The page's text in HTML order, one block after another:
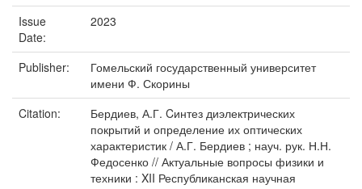
Issue
Date:
2023
Publisher:
Гомельский государственный университет
имени Ф. Скорины
Citation:
Бердиев, А.Г. Cинтез диэлектрических
покрытий и определение их оптических
характеристик / А.Г. Бердиев ; науч. рук. Н.Н.
Федосенко // Актуальные вопросы физики и
техники : XII Республиканская научная